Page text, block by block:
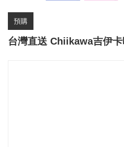
預購
台灣直送 Chiikawa吉伊